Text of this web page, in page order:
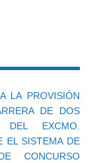
LA PROVISIÓN
DE DOS
DEL EXCMO.
EL SISTEMA DE
CONCURSO